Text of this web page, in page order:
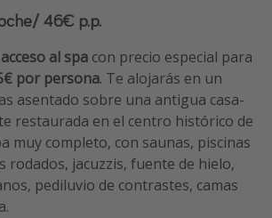
46€ p.p.
acceso al spa con precio especial para
por persona. Te alojarás en un
asentado sobre una antigua casa-
restaurada en el centro histórico de
muy completo, con saunas, piscinas
rodados, jacuzzis, fuente de hielo,
pediluvio de contrastes, camas